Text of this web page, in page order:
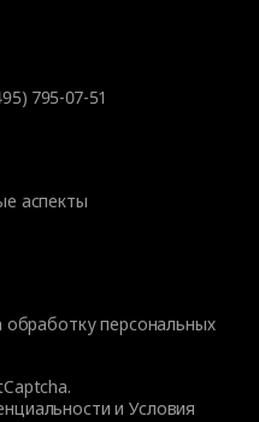
795-07-51
аспекты
обработку персональных
иУсловия